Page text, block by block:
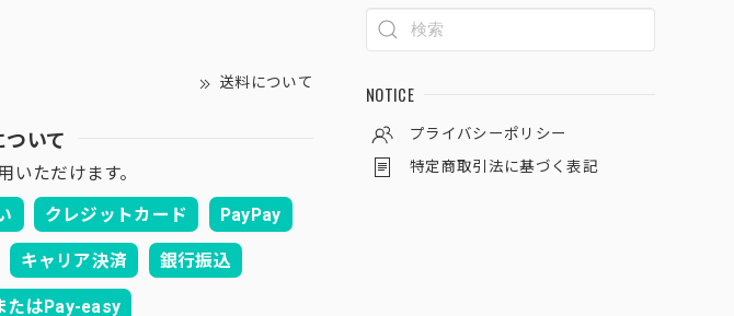
送料について
いて
いただけます。
クレジットカード PayPay
キャリア決済 銀行振込
たはPay-easy
NOTICE
プライバシーポリシー
特定商取引法に基づく表記